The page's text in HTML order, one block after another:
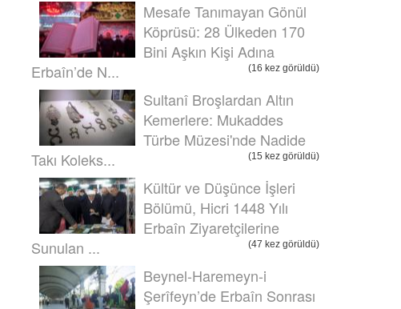
Mesafe Tanımayan Gönül
Köprüsü: 28 Ülkeden 170
Bini Aşkın Kişi Adına
Erbaîn’de N...
(16 kez görüldü)
Sultanî Broşlardan Altın
Kemerlere: Mukaddes
Türbe Müzesi'nde Nadide
Takı Koleks...
(15 kez görüldü)
Kültür ve Düşünce İşleri
Bölümü, Hicri 1448 Yılı
Erbaîn Ziyaretçilerine
Sunulan ...
(47 kez görüldü)
Beynel-Haremeyn-i
Şerîfeyn’de Erbaîn Sonrası